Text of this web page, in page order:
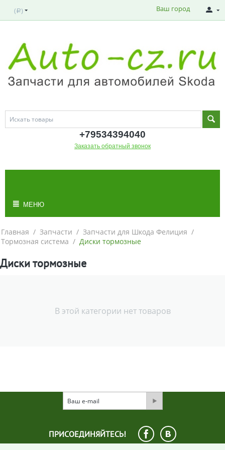
( Р ) Ваш город
+79534394040
Заказать обратный звонок
МЕНЮ
Главная / Запчасти / Запчасти для Шкода Фелиция /
Тормозная система / Диски тормозные
Диски тормозные
В этой категории нет товаров
ПРИСОЕДИНЯЙТЕСЬ!